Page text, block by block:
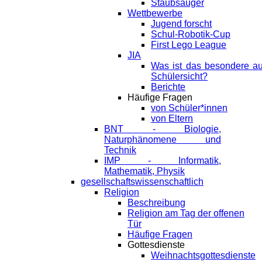
Staubsauger
Wettbewerbe
Jugend forscht
Schul-Robotik-Cup
First Lego League
JIA
Was ist das besondere
Schülersicht?
Berichte
Häufige Fragen
von Schüler*innen
von Eltern
BNT - Biologie,
Naturphänomene und
Technik
IMP - Informatik,
Mathematik, Physik
gesellschaftswissenschaftlich
Religion
Beschreibung
Religion am Tag der offenen
Tür
Häufige Fragen
Gottesdienste
Weihnachtsgottesdienste